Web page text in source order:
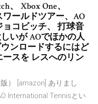
、 Xbox One、
ールドツアー、AO
コビッチ、 打球音
いが AOでほかの人
ンロードするにはど
スを レスへのリン
） [amazon] ありまし
International Tennisとい